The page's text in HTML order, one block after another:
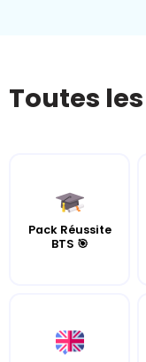
Toutes
Pack Réussite
BTS 🎯